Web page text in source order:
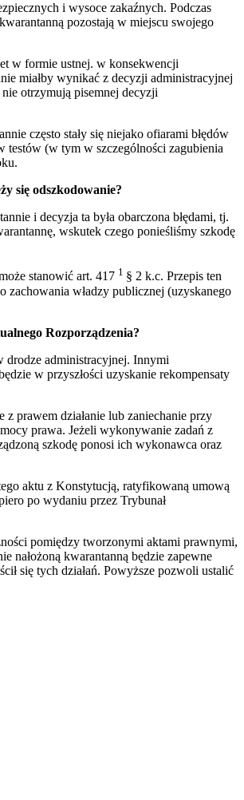
i wysoce zakaźnych. Podczas
pozostają w miejscu swojego
w formie ustnej. w konsekwencji
miałby wynikać z decyzji administracyjnej
otrzymują pisemnej decyzji
często stały się niejako ofiarami błędów
testów (w tym w szczególności zagubienia
się odszkodowanie?
i decyzja ta była obarczona błędami, tj.
wskutek czego ponieśliśmy szkodę
stanowić art. 417 1 § 2 k.c. Przepis ten
zachowania władzy publicznej (uzyskanego
Rozporządzenia?
drodze administracyjnej. Innymi
w przyszłości uzyskanie rekompensaty
prawem działanie lub zaniechanie przy
prawa. Jeżeli wykonywanie zadań z
szkodę ponosi ich wykonawca oraz
aktu z Konstytucją, ratyfikowaną umową
po wydaniu przez Trybunał
pomiędzy tworzonymi aktami prawnymi,
nałożoną kwarantanną będzie zapewne
się tych działań. Powyższe pozwoli ustalić